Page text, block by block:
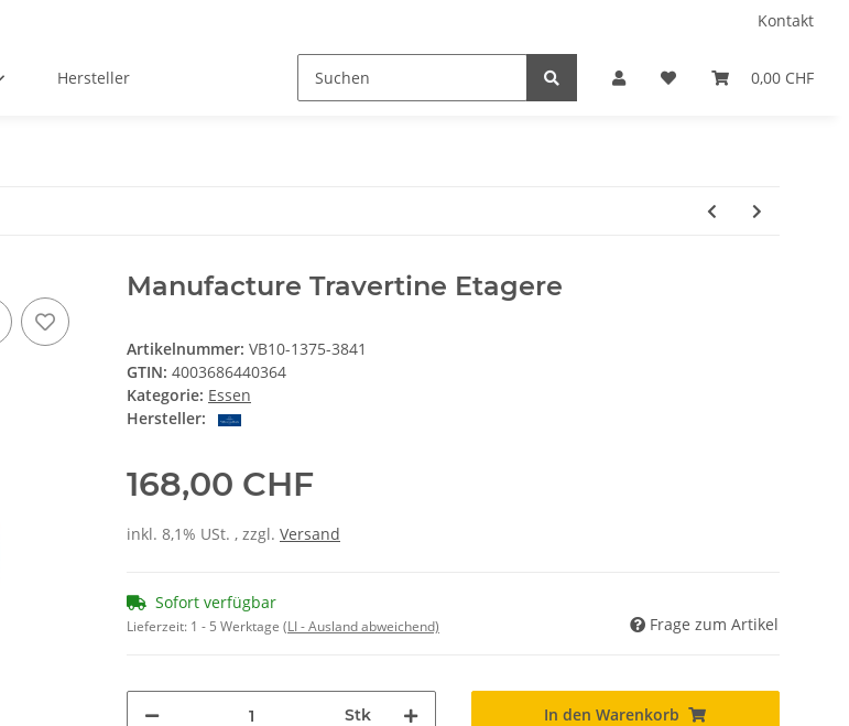
Kontakt
0,00 CHF
Hersteller
Manufacture Travertine Etagere
Artikelnummer: VB10-1375-3841
GTIN: 4003686440364
Kategorie: Essen
Hersteller:
168,00 CHF
inkl. 8,1% USt. , zzgl. Versand
Sofort verfügbar
Lieferzeit: 1 - 5 Werktage (LI - Ausland abweichend) Frage zum Artikel
Stk In den Warenkorb